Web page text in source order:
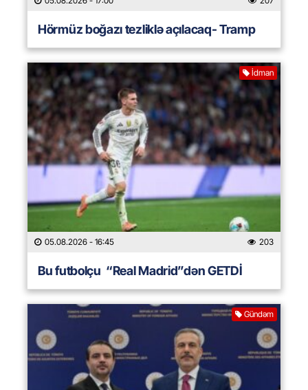
Hörmüz boğazı tezliklə açılacaq- Tramp
İdman
05.08.2026 - 16:45 203
Bu futbolçu “Real Madrid”dən GETDİ
Gündəm